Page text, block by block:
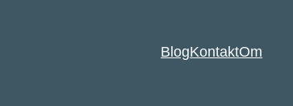
BlogKontaktOm